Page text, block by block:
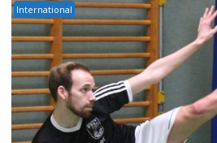
International